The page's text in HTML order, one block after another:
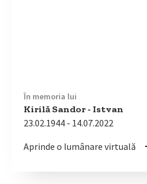
În memoria lui
Kirilă Sandor - Istvan
23.02.1944 - 14.07.2022
Aprinde o lumânare virtuală